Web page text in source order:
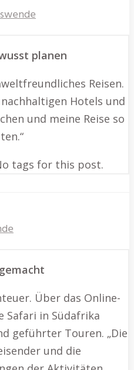
planen
Reisen.
Hotels und
und meine Reise so
tags for this post.
Über das Online-
Safari in Südafrika
geführter Touren. „Die
und die